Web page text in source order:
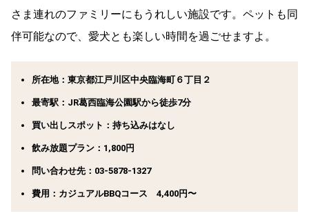
さま連れのファミリーにもうれしい施設です。ペットも同
伴可能なので、愛犬とも楽しい時間を過ごせますよ。
所在地：東京都江戸川区中央臨海町６丁目２
最寄駅：JR葛西臨海公園駅から徒歩7分
買い出しスポット：持ち込みはなし
飲み放題プラン：1,800円
問い合わせ先：03-5878-1327
費用：カジュアルBBQコース 4,400円〜